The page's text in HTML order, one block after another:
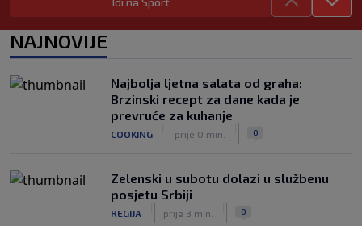
NOGOMET
| | 0
Izvinjenje s elementima prijetnje i
„gomila slabića“ u UEFA-i
NAJNOVIJE
Najbolja ljetna salata od graha:
Brzinski recept za dane kada je
prevruće za kuhanje
COOKING prije 0 min. 0
Zelenski u subotu dolazi u službenu
posjetu Srbiji
REGIJA prije 3 min. 0